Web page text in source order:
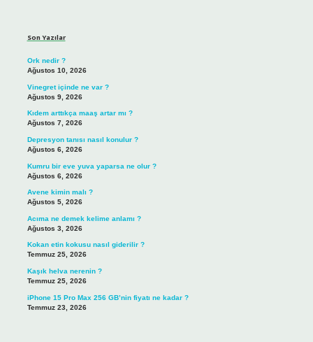
Son Yazılar
Ork nedir ?
Ağustos 10, 2026
Vinegret içinde ne var ?
Ağustos 9, 2026
Kıdem arttıkça maaş artar mı ?
Ağustos 7, 2026
Depresyon tanısı nasıl konulur ?
Ağustos 6, 2026
Kumru bir eve yuva yaparsa ne olur ?
Ağustos 6, 2026
Avene kimin malı ?
Ağustos 5, 2026
Acıma ne demek kelime anlamı ?
Ağustos 3, 2026
Kokan etin kokusu nasıl giderilir ?
Temmuz 25, 2026
Kaşık helva nerenin ?
Temmuz 25, 2026
iPhone 15 Pro Max 256 GB’nin fiyatı ne kadar ?
Temmuz 23, 2026